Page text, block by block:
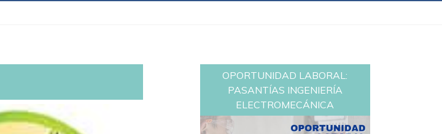
OPORTUNIDAD LABORAL:
PASANTÍAS INGENIERÍA
ELECTROMECÁNICA